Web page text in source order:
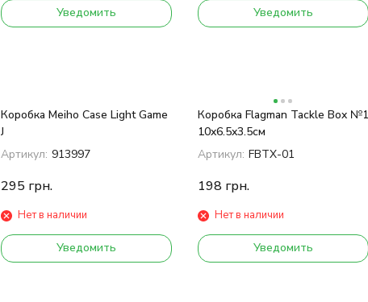
Уведомить Уведомить
Коробка Meiho Case Light Game
J
Артикул: 913997
295 грн.
Нет в наличии
Уведомить
Коробка Flagman Tackle Box №1
10x6.5x3.5см
Артикул: FBTX-01
198 грн.
Нет в наличии
Уведомить